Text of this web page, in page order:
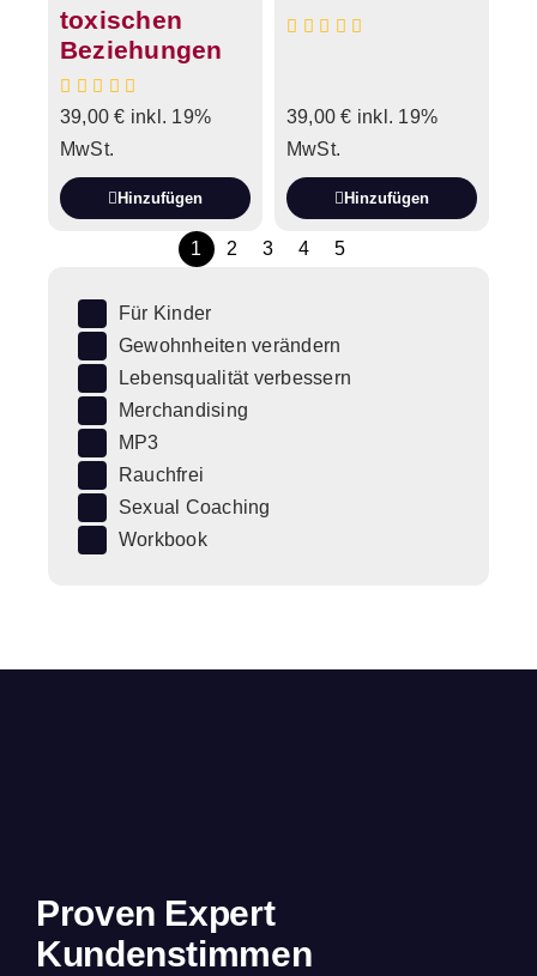
toxischen
Beziehungen
39,00€ inkl. 19%
MwSt.
Hinzufügen
39,00€ inkl. 19%
MwSt.
Hinzufügen
1 2 3 4 5
Für Kinder
Gewohnheiten verändern
Lebensqualität verbessern
Merchandising
MP3
Rauchfrei
Sexual Coaching
Workbook
Proven Expert
Kundenstimmen